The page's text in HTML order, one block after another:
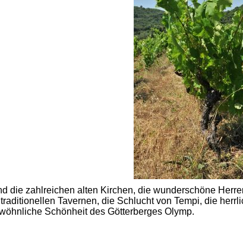
die zahlreichen alten Kirchen, die wunderschöne
Tavernen, die Schlucht von Tempi, die
Schönheit des Götterberges Olymp.